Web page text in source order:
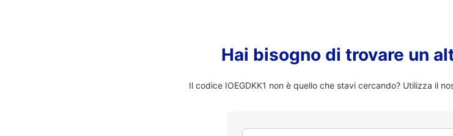
Hai bisogno di trovare un
Il codice IOEGDKK1 non è quello che stavi cercando? Utilizza il